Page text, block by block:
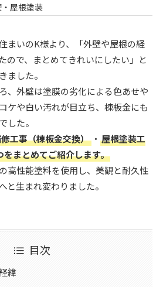
屋根塗装
まいのK様より、「外壁や屋根の経
ので、まとめてきれいにしたい」と
ました。
、外壁は塗膜の劣化による色あせや
ケや白い汚れが目立ち、棟板金にも
した。
工事（棟板金交換）・ 屋根塗装工
まとめてご紹介します。
高性能塗料を使用し、美観と耐久性
と生まれ変わりました。
目次
緯